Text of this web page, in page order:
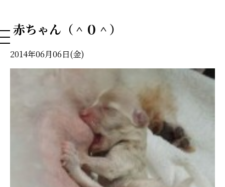
NAHA DOG GROOMING SCHOOL
赤ちゃん（＾０＾）
2014年06月06日(金)